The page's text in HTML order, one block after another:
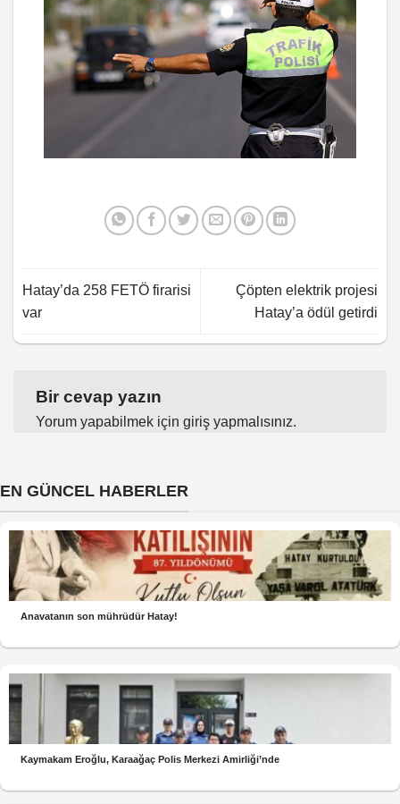
Hatay’da 258 FETÖ firarisi
var
Çöpten elektrik projesi
Hatay’a ödül getirdi
Bir cevap yazın
Yorum yapabilmek için giriş yapmalısınız.
EN GÜNCEL HABERLER
Anavatanın son mührüdür Hatay!
Kaymakam Eroğlu, Karaağaç Polis Merkezi Amirliği’nde